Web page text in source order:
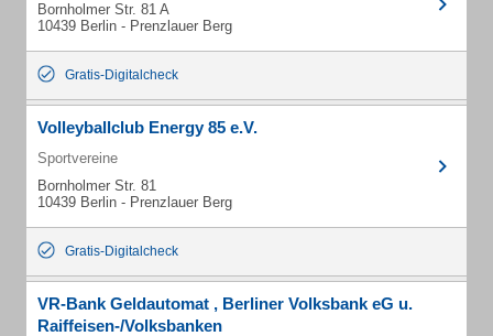
Bornholmer Str. 81 A
10439 Berlin - Prenzlauer Berg
Gratis-Digitalcheck
Volleyballclub Energy 85 e.V.
Sportvereine
Bornholmer Str. 81
10439 Berlin - Prenzlauer Berg
Gratis-Digitalcheck
VR-Bank Geldautomat , Berliner Volksbank eG u.
Raiffeisen-/Volksbanken